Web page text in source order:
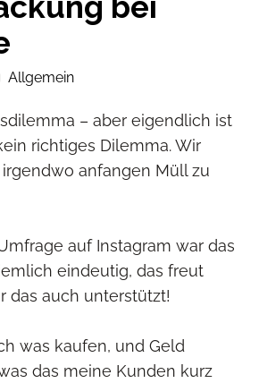
Allgemein
– aber eigendlich ist
richtiges Dilemma. Wir
anfangen Müll zu
auf Instagram war das
eindeutig, das freut
das auch unterstützt!
was kaufen, und Geld
das meine Kunden kurz